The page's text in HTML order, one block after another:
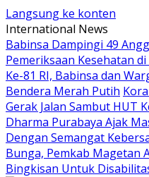
Langsung ke konten
International News
Babinsa Dampingi 49
Pemeriksaan Kesehatan
Ke-81 RI, Babinsa dan
Bendera Merah Putih
Gerak Jalan Sambut HUT
Dharma Purabaya Ajak
Dengan Semangat
Bunga, Pemkab Magetan
Bingkisan Untuk